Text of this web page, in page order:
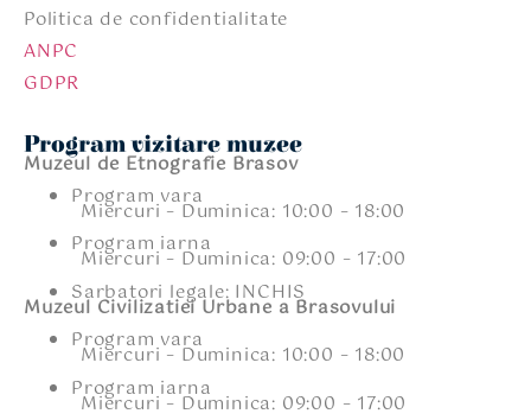
Politica de confidentialitate
ANPC
GDPR
Program vizitare muzee
Muzeul de Etnografie Brasov
Program vara
Miercuri – Duminica: 10:00 – 18:00
Program iarna
Miercuri – Duminica: 09:00 – 17:00
Sarbatori legale: INCHIS
Muzeul Civilizatiei Urbane a Brasovului
Program vara
Miercuri – Duminica: 10:00 – 18:00
Program iarna
Miercuri – Duminica: 09:00 – 17:00